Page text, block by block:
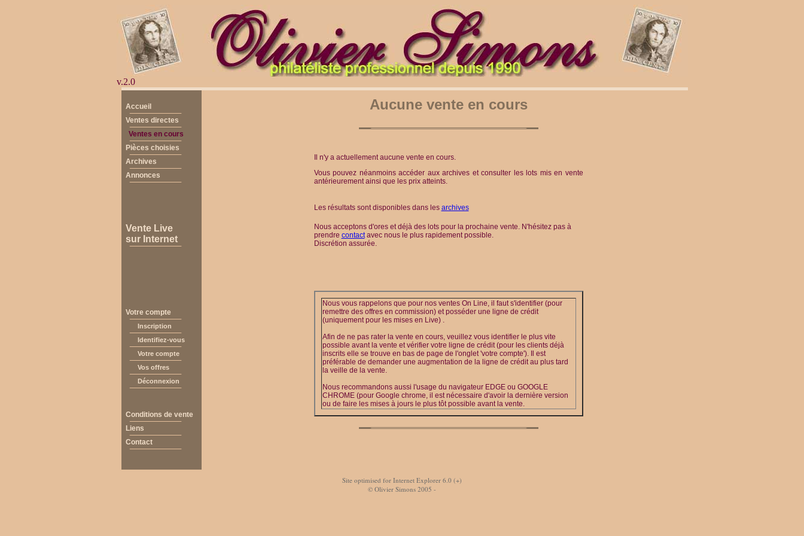
v.2.0
Accueil
Ventes directes
Ventes en cours
Pièces choisies
Archives
Annonces
Vente Live
sur Internet
Votre compte
Inscription
Identifiez-vous
Votre compte
Vos offres
Déconnexion
Conditions de vente
Liens
Contact
Aucune vente en cours
Il n'y a actuellement aucune vente en cours.
Vous pouvez néanmoins accéder aux archives et consulter les lots mis en vente
antérieurement ainsi que les prix atteints.
Les résultats sont disponibles dans les archives
Nous acceptons d'ores et déjà des lots pour la prochaine vente. N'hésitez pas à
prendre contactavec nous le plus rapidement possible.
Discrétion assurée.
Nous vous rappelons que pour nos ventes On Line, il faut s'identifier (pour
remettre des offres en commission) et posséder une ligne de crédit
(uniquement pour les mises en Live) .
Afin de ne pas rater la vente en cours, veuillez vous identifier le plus vite
possible avant la vente et vérifier votre ligne de crédit (pour les clients déjà
inscrits elle se trouve en bas de page de l'onglet 'votre compte'). Il est
préférable de demander une augmentation de la ligne de crédit au plus tard
la veille de la vente.
Nous recommandons aussi l'usage du navigateur EDGE ou GOOGLE
CHROME (pour Google chrome, il est nécessaire d'avoir la dernière version
ou de faire les mises à jours le plus tôt possible avant la vente.
Site optimised for Internet Explorer 6.0 (+)
© Olivier Simons 2005 -